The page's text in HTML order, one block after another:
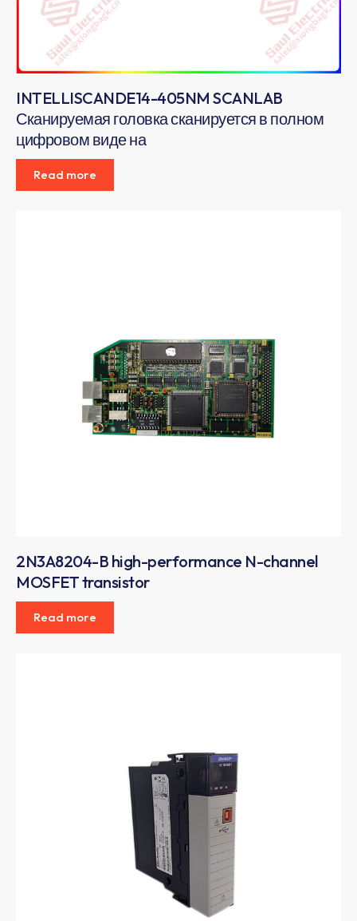
INTELLISCANDE14-405NM SCANLAB
Сканируемая головка сканируется в полном
цифровом виде на
Read more
2N3A8204-B high-performance N-channel
MOSFET transistor
Read more